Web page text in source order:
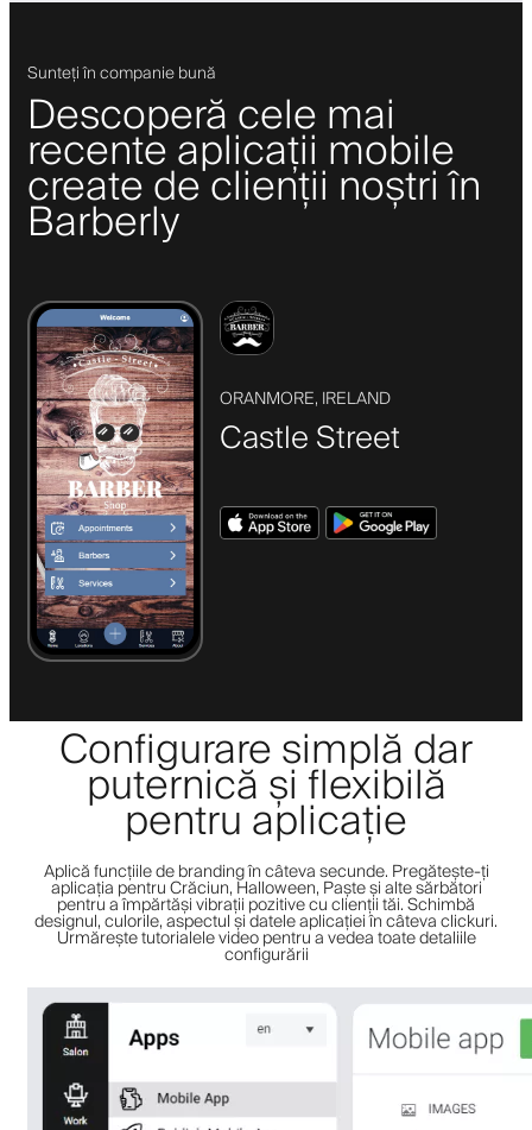
Sunteți în companie bună
Descoperă cele mai
recente aplicații mobile
create de clienții noștri în
Barberly
ORANMORE, IRELAND
Castle Street
Configurare simplă dar
puternică și flexibilă
pentru aplicație
Aplică funcțiile de branding în câteva secunde. Pregătește-ți
aplicația pentru Crăciun, Halloween, Paște și alte sărbători
pentru a împărtăși vibrații pozitive cu clienții tăi. Schimbă
designul, culorile, aspectul și datele aplicației în câteva clickuri.
Urmărește tutorialele video pentru a vedea toate detaliile
configurării